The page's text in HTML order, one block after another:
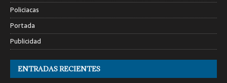
Policiacas
Portada
Publicidad
ENTRADAS RECIENTES